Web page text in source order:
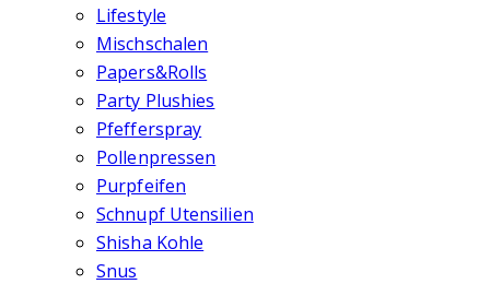
Lifestyle
Mischschalen
Papers&Rolls
Party Plushies
Pfefferspray
Pollenpressen
Purpfeifen
Schnupf Utensilien
Shisha Kohle
Snus